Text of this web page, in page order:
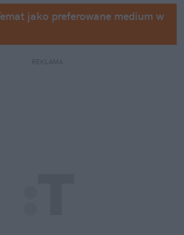
jako preferowane medium w
REKLAMA